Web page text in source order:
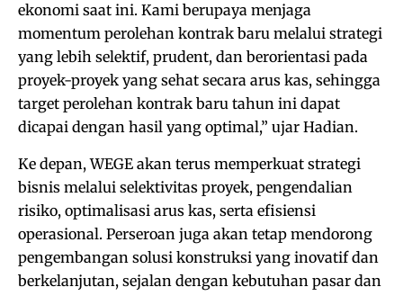
ekonomi saat ini. Kami berupaya menjaga
momentum perolehan kontrak baru melalui strategi
yang lebih selektif, prudent, dan berorientasi pada
proyek-proyek yang sehat secara arus kas, sehingga
target perolehan kontrak baru tahun ini dapat
dicapai dengan hasil yang optimal,” ujar Hadian.
Ke depan, WEGE akan terus memperkuat strategi
bisnis melalui selektivitas proyek, pengendalian
risiko, optimalisasi arus kas, serta efisiensi
operasional. Perseroan juga akan tetap mendorong
pengembangan solusi konstruksi yang inovatif dan
berkelanjutan, sejalan dengan kebutuhan pasar dan